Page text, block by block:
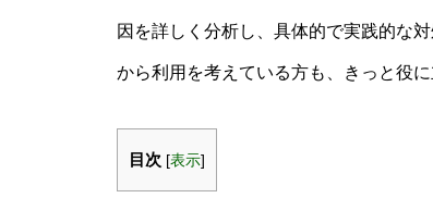
因を詳しく分析し、具体的で実践的な
から利用を考えている方も、きっと役に
目次 [表示]